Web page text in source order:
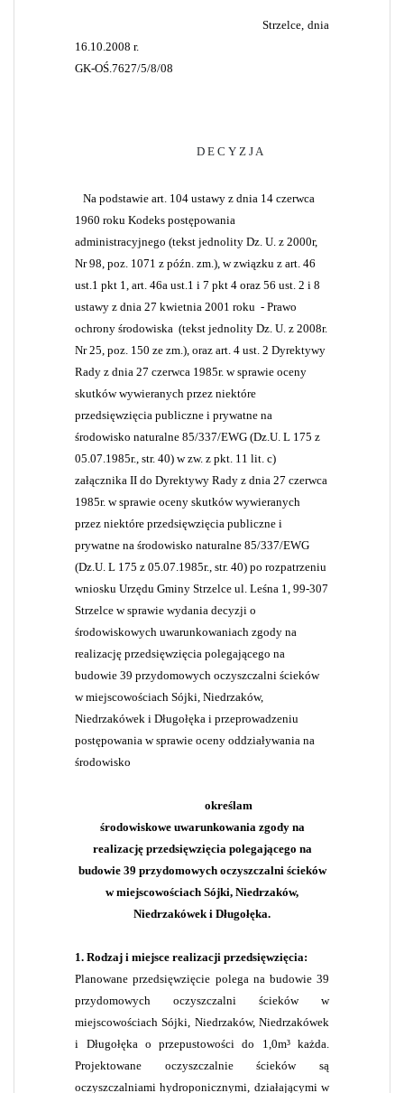
Strzelce, dnia
16.10.2008 r.
GK-OŚ.7627/5/8/08
D E C Y Z J A
Na podstawie art. 104 ustawy z dnia 14 czerwca
1960 roku Kodeks postępowania
administracyjnego (tekst jednolity Dz. U. z 2000r,
Nr 98, poz. 1071 z późn. zm.), w związku z art. 46
ust.1 pkt 1, art. 46a ust.1 i 7 pkt 4 oraz 56 ust. 2 i 8
ustawy z dnia 27 kwietnia 2001 roku - Prawo
ochrony środowiska (tekst jednolity Dz. U. z 2008r.
Nr 25, poz. 150 ze zm.), oraz art. 4 ust. 2 Dyrektywy
Rady z dnia 27 czerwca 1985r. w sprawie oceny
skutków wywieranych przez niektóre
przedsięwzięcia publiczne i prywatne na
środowisko naturalne 85/337/EWG (Dz.U. L 175 z
05.07.1985r., str. 40) w zw. z pkt. 11 lit. c)
załącznika II do Dyrektywy Rady z dnia 27 czerwca
1985r. w sprawie oceny skutków wywieranych
przez niektóre przedsięwzięcia publiczne i
prywatne na środowisko naturalne 85/337/EWG
(Dz.U. L 175 z 05.07.1985r., str. 40) po rozpatrzeniu
wniosku Urzędu Gminy Strzelce ul. Leśna 1, 99-307
Strzelce w sprawie wydania decyzji o
środowiskowych uwarunkowaniach zgody na
realizację przedsięwzięcia polegającego na
budowie 39 przydomowych oczyszczalni ścieków
w miejscowościach Sójki, Niedrzaków,
Niedrzakówek i Długołęka i przeprowadzeniu
postępowania w sprawie oceny oddziaływania na
środowisko
określam
środowiskowe uwarunkowania zgody na
realizację przedsięwzięcia polegającego na
budowie 39 przydomowych oczyszczalni ścieków
w miejscowościach Sójki, Niedrzaków,
Niedrzakówek i Długołęka.
1.Rodzaj i miejsce realizacji przedsięwzięcia:
Planowane przedsięwzięcie polega na budowie 39
przydomowych oczyszczalni ścieków w
miejscowościach Sójki, Niedrzaków, Niedrzakówek
i Długołęka o przepustowości do 1,0m³ każda.
Projektowane oczyszczalnie ścieków są
oczyszczalniami hydroponicznymi, działającymi w